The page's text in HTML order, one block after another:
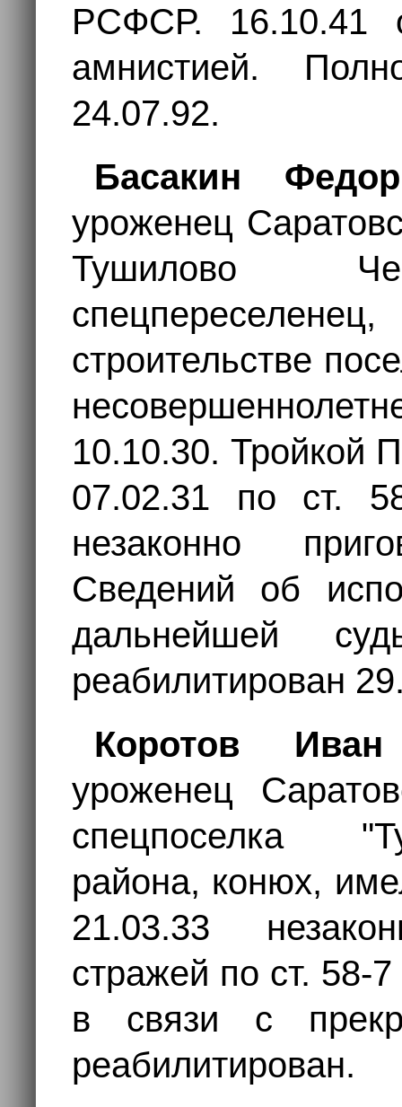
РСФСР. 16.10.41
амнистией.
24.07.92.
Басакин
уроженец
Тушилово
строительстве
10.10.30. Тройкой
07.02.31 по ст.
незаконно
Сведений об
дальнейшей
реабилитирован
Коротов
уроженец
спецпоселка
района, конюх,
21.03.33
стражей по ст.
в связи с
реабилитирован.